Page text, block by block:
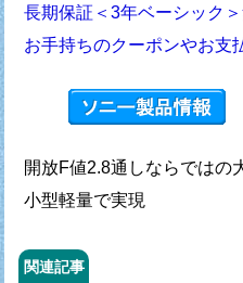
長期保証＜3年ベーシック
お手持ちのクーポンやお支
開放F値2.8通しならではの
小型軽量で実現
関連記事